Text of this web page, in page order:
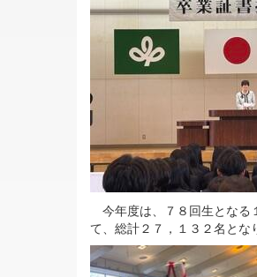
今年度は、７８回生となる
て、総計２７，１３２名とな